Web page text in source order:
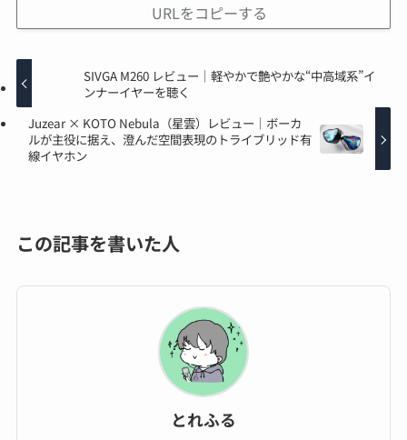
URLをコピーする
SIVGA M260 レビュー｜軽やかで艶やかな“中高域系”イ
ンナーイヤーを聴く
Juzear × KOTO Nebula（星雲）レビュー｜ボーカ
ルが主役に据え、澄んだ空間表現のトライブリッド有
線イヤホン
この記事を書いた人
とれふる